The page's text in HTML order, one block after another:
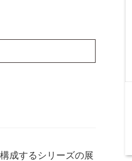
成するシリーズの展